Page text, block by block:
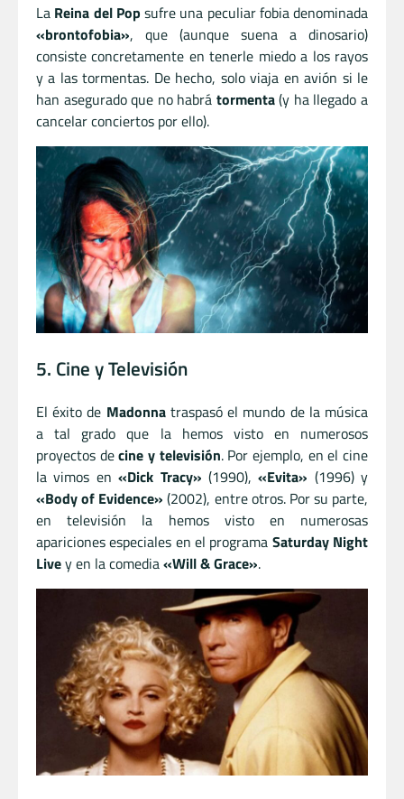
La Reina del Pop sufre una peculiar fobia denominada
«brontofobia», que (aunque suena a dinosario)
consiste concretamente en tenerle miedo a los rayos
y a las tormentas. De hecho, solo viaja en avión si le
han asegurado que no habrá tormenta(y ha llegado a
cancelar conciertos por ello).
5. Cine y Televisión
El éxito de Madonnatraspasó el mundo de la música
a tal grado que la hemos visto en numerosos
proyectos decine y televisión. Por ejemplo, en el cine
la vimos en«Dick Tracy» (1990),«Evita» (1996) y
«Body of Evidence» (2002), entre otros. Por su parte,
en televisión la hemos visto en numerosas
apariciones especiales en el programa Saturday Night
Livey en la comedia«Will & Grace».